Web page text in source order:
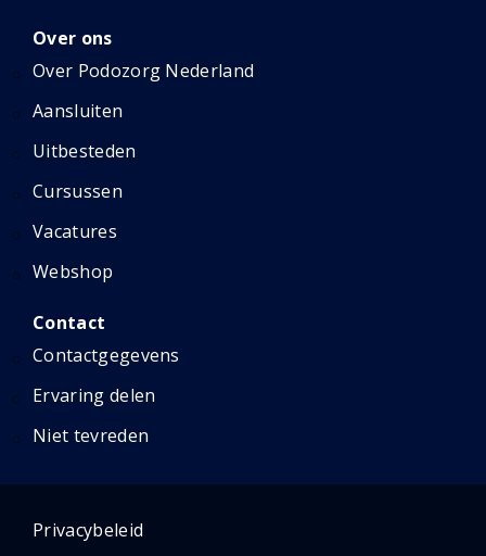
Over ons
Over Podozorg Nederland
Aansluiten
Uitbesteden
Cursussen
Vacatures
Webshop
Contact
Contactgegevens
Ervaring delen
Niet tevreden
Privacybeleid